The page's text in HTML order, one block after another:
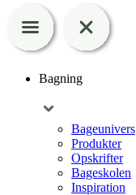
Bagning
Bageunivers
Produkter
Opskrifter
Bageskolen
Inspiration